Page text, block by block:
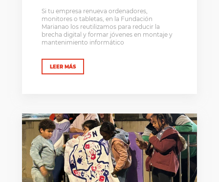
Si tu empresa renueva ordenadores,
monitores o tabletas, en la Fundación
Marianao los reutilizamos para reducir la
brecha digital y formar jóvenes en montaje y
mantenimiento informático
LEER MÁS